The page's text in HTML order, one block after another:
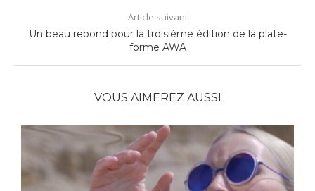
Article suivant
Un beau rebond pour la troisième édition de la plate-
forme AWA
VOUS AIMEREZ AUSSI